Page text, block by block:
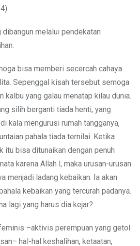
melalui pendekatan
bisa memberi secercah cahaya
Sepenggal kisah tersebut semoga
kalbu yang galau menatap kilau dunia.
silih berganti tiada henti, yang
kala mengurusi rumah tangganya,
pahala tiada ternilai. Ketika
bisa ditunaikan dengan penuh
karena Allah l, maka urusan-urusan
menjadi ladang kebaikan. Ia akan
kebaikan yang tercurah padanya.
lagi yang harus dia kejar?
–aktivis perempuan yang getol
hal-hal keshalihan, ketaatan,